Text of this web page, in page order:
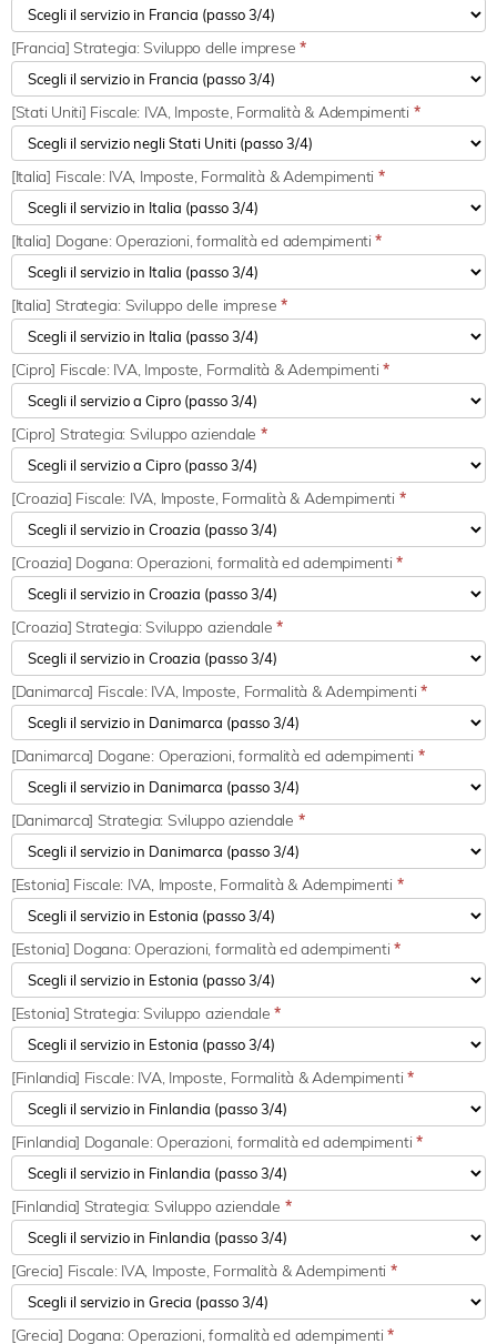
[Francia] Strategia: Sviluppo delle imprese*
[Stati Uniti] Fiscale: IVA, Imposte, Formalità & Adempimenti *
[Italia] Fiscale: IVA, Imposte, Formalità & Adempimenti *
[Italia] Dogane: Operazioni, formalità ed adempimenti*
[Italia] Strategia: Sviluppo delle imprese*
[Cipro] Fiscale: IVA, Imposte, Formalità & Adempimenti*
[Cipro] Strategia: Sviluppo aziendale *
[Croazia] Fiscale: IVA, Imposte, Formalità & Adempimenti *
[Croazia] Dogana: Operazioni, formalità ed adempimenti*
[Croazia] Strategia: Sviluppo aziendale*
[Danimarca] Fiscale: IVA, Imposte, Formalità & Adempimenti*
[Danimarca] Dogane: Operazioni, formalità ed adempimenti *
[Danimarca] Strategia: Sviluppo aziendale *
[Estonia] Fiscale: IVA, Imposte, Formalità & Adempimenti *
[Estonia] Dogana: Operazioni, formalità ed adempimenti*
[Estonia] Strategia: Sviluppo aziendale*
[Finlandia] Fiscale: IVA, Imposte, Formalità & Adempimenti*
[Finlandia] Doganale: Operazioni, formalità ed adempimenti*
[Finlandia] Strategia: Sviluppo aziendale *
[Grecia] Fiscale: IVA, Imposte, Formalità & Adempimenti *
[Grecia] Dogana: Operazioni, formalità ed adempimenti*